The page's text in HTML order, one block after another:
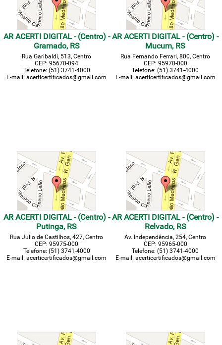
AR ACERTI DIGITAL - (Centro) -
Gramado, RS
Rua Garibaldi, 513, Centro
CEP: 95670-094
Telefone: (51) 3741-4000
E-mail: acerticertificados@gmail.com
AR ACERTI DIGITAL - (Centro) -
Mucum, RS
Rua Fernando Ferrari, 800, Centro
CEP: 95970-000
Telefone: (51) 3741-4000
E-mail: acerticertificados@gmail.com
AR ACERTI DIGITAL - (Centro) -
Putinga, RS
Rua Julio de Castilhos, 427, Centro
CEP: 95975-000
Telefone: (51) 3741-4000
E-mail: acerticertificados@gmail.com
AR ACERTI DIGITAL - (Centro) -
Relvado, RS
Av. Independência, 254, Centro
CEP: 95965-000
Telefone: (51) 3741-4000
E-mail: acerticertificados@gmail.com